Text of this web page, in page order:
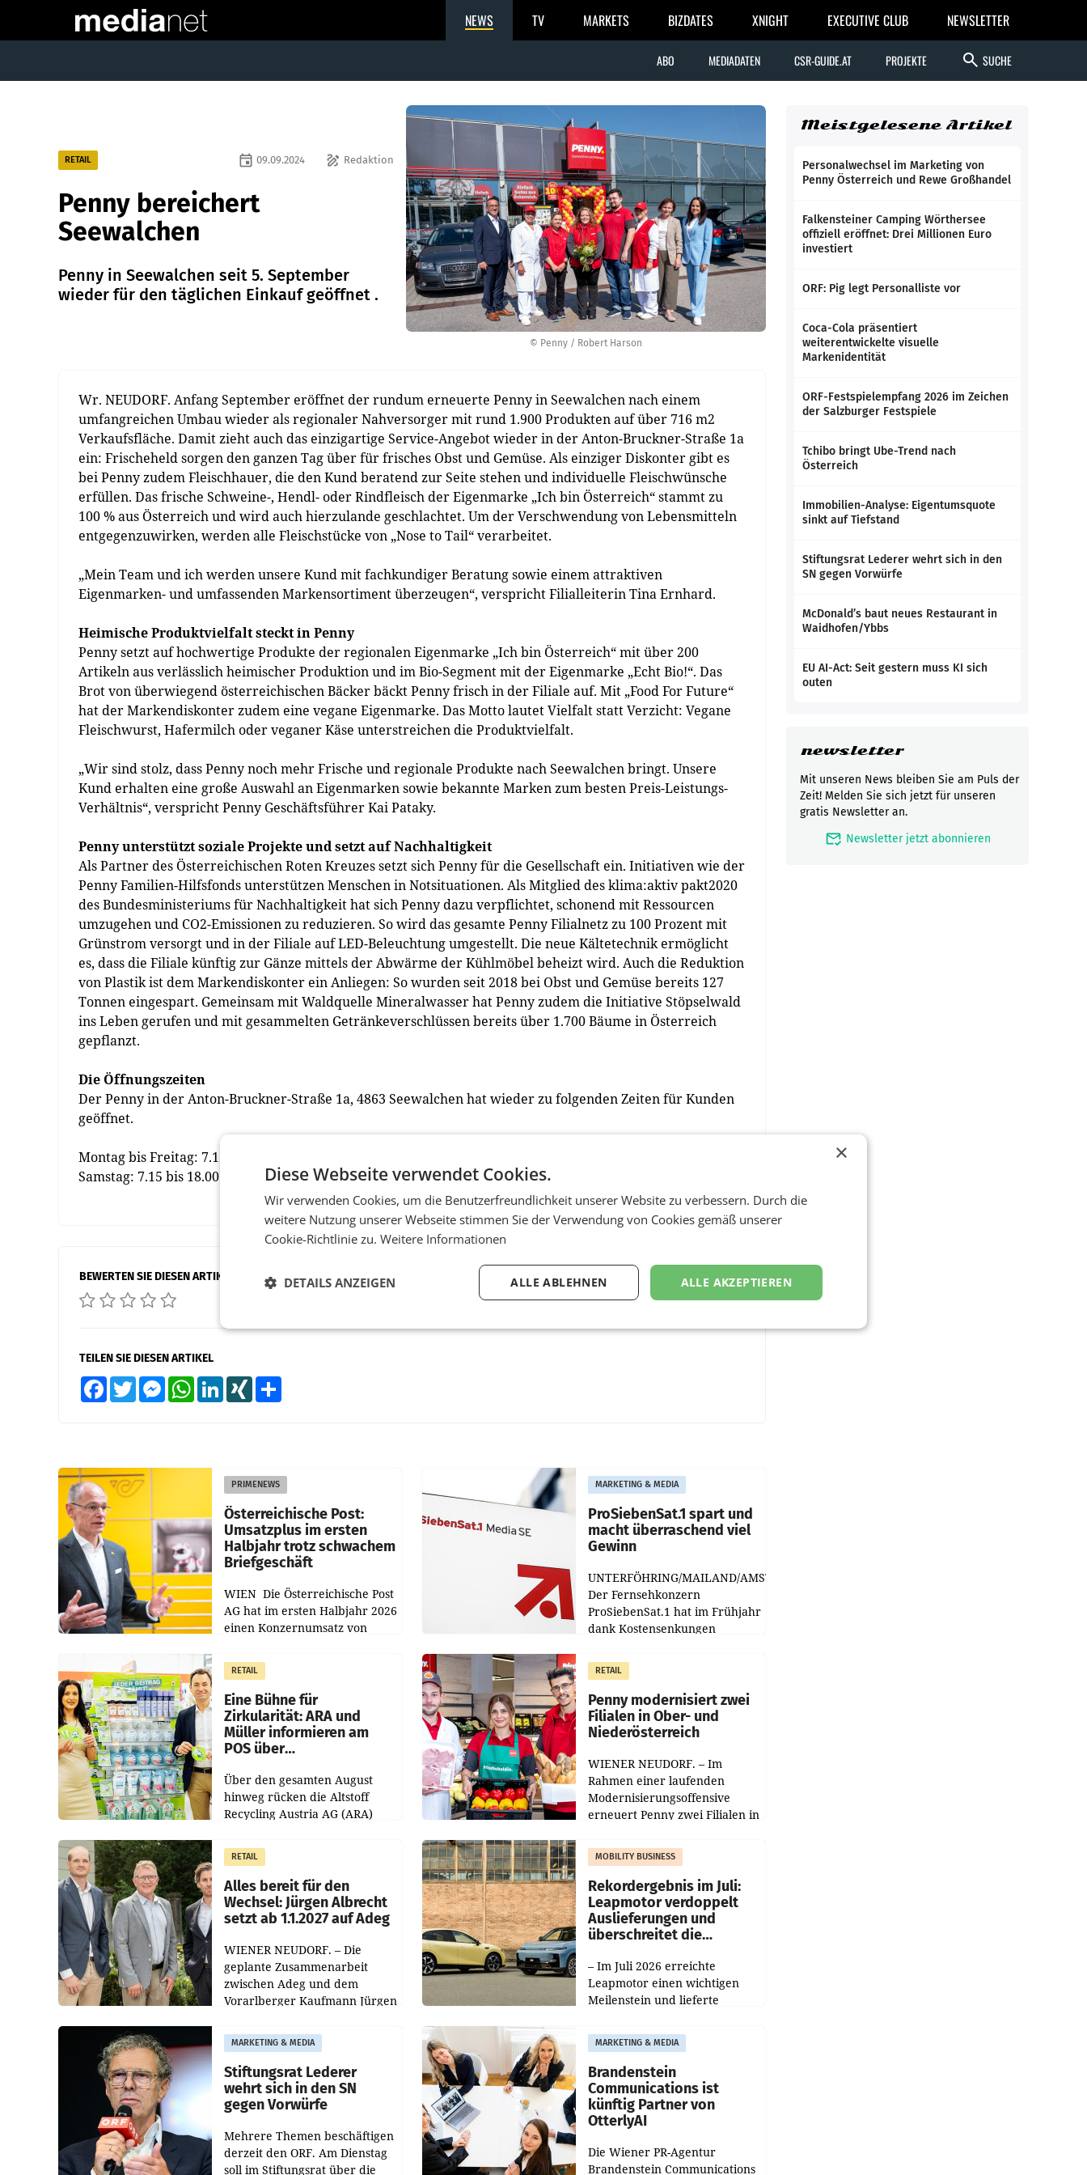
NEWS TV MARKETS BIZDATES XNIGHT EXECUTIVE CLUB NEWSLETTER
ABO MEDIADATEN CSR-GUIDE.AT PROJEKTE search SUCHE
© Penny / Robert Harson
RETAIL draw Redaktion
event 09.09.2024
Penny bereichert
Seewalchen
Penny in Seewalchen seit 5. September
wieder für den täglichen Einkauf geöffnet .
Wr. NEUDORF. Anfang September eröffnet der rundum erneuerte Penny in Seewalchen nach einem
umfangreichen Umbau wieder als regionaler Nahversorger mit rund 1.900 Produkten auf über 716 m2
Verkaufsfläche. Damit zieht auch das einzigartige Service-Angebot wieder in der Anton-Bruckner-Straße 1a
ein: Frischeheld sorgen den ganzen Tag über für frisches Obst und Gemüse. Als einziger Diskonter gibt es
bei Penny zudem Fleischhauer, die den Kund beratend zur Seite stehen und individuelle Fleischwünsche
erfüllen. Das frische Schweine-, Hendl- oder Rindfleisch der Eigenmarke „Ich bin Österreich“ stammt zu
100 % aus Österreich und wird auch hierzulande geschlachtet. Um der Verschwendung von Lebensmitteln
entgegenzuwirken, werden alle Fleischstücke von „Nose to Tail“ verarbeitet.
„Mein Team und ich werden unsere Kund mit fachkundiger Beratung sowie einem attraktiven
Eigenmarken- und umfassenden Markensortiment überzeugen“, verspricht Filialleiterin Tina Ernhard.
Heimische Produktvielfalt steckt in Penny
Penny setzt auf hochwertige Produkte der regionalen Eigenmarke „Ich bin Österreich“ mit über 200
Artikeln aus verlässlich heimischer Produktion und im Bio-Segment mit der Eigenmarke „Echt Bio!“. Das
Brot von überwiegend österreichischen Bäcker bäckt Penny frisch in der Filiale auf. Mit „Food For Future“
hat der Markendiskonter zudem eine vegane Eigenmarke. Das Motto lautet Vielfalt statt Verzicht: Vegane
Fleischwurst, Hafermilch oder veganer Käse unterstreichen die Produktvielfalt.
„Wir sind stolz, dass Penny noch mehr Frische und regionale Produkte nach Seewalchen bringt. Unsere
Kund erhalten eine große Auswahl an Eigenmarken sowie bekannte Marken zum besten Preis-Leistungs-
Verhältnis“, verspricht Penny Geschäftsführer Kai Pataky.
Penny unterstützt soziale Projekte und setzt auf Nachhaltigkeit
Als Partner des Österreichischen Roten Kreuzes setzt sich Penny für die Gesellschaft ein. Initiativen wie der
Penny Familien-Hilfsfonds unterstützen Menschen in Notsituationen. Als Mitglied des klima:aktiv pakt2020
des Bundesministeriums für Nachhaltigkeit hat sich Penny dazu verpflichtet, schonend mit Ressourcen
umzugehen und CO2-Emissionen zu reduzieren. So wird das gesamte Penny Filialnetz zu 100 Prozent mit
Grünstrom versorgt und in der Filiale auf LED-Beleuchtung umgestellt. Die neue Kältetechnik ermöglicht
es, dass die Filiale künftig zur Gänze mittels der Abwärme der Kühlmöbel beheizt wird. Auch die Reduktion
von Plastik ist dem Markendiskonter ein Anliegen: So wurden seit 2018 bei Obst und Gemüse bereits 127
Tonnen eingespart. Gemeinsam mit Waldquelle Mineralwasser hat Penny zudem die Initiative Stöpselwald
ins Leben gerufen und mit gesammelten Getränkeverschlüssen bereits über 1.700 Bäume in Österreich
gepflanzt.
Die Öffnungszeiten
Der Penny in der Anton-Bruckner-Straße 1a, 4863 Seewalchen hat wieder zu folgenden Zeiten für Kunden
geöffnet.
Montag bis Freitag: 7.15 bis 19.00 Uhr
Samstag: 7.15 bis 18.00 Uhr
BEWERTEN SIE DIESEN ARTIKEL
TEILEN SIE DIESEN ARTIKEL
FacebookTwitter MessengerWhatsAppLinkedInXING
PRIMENEWS
Österreichische Post:
Umsatzplus im ersten
Halbjahr trotz schwachem
Briefgeschäft
WIEN Die Österreichische Post
AG hat im ersten Halbjahr 2026
einen Konzernumsatz von
erwirtschaftet, was einem Plus
von 3,8 Prozent gegenüber
dem Vergleichszeitraum
MARKETING & MEDIA
ProSiebenSat.1 spart und
macht überraschend viel
Gewinn
UNTERFÖHRING/MAILAND/AMSTERDAM.
Der Fernsehkonzern
ProSiebenSat.1 hat im Frühjahr
dank Kostensenkungen
gemacht und die
Markterwartung deutlich
übertroffen.
RETAIL
Eine Bühne für
Zirkularität: ARA und
Müller informieren am
POS über
Über den gesamten August
hinweg rücken die Altstoff
Recycling Austria AG (ARA)
Müller die Initiative „Kreislauf-
Helden“ in allen
österreichischen Müller-Filialen
RETAIL
Penny modernisiert zwei
Filialen in Ober- und
Niederösterreich
WIENER NEUDORF. – Im
Rahmen einer laufenden
Modernisierungsoffensive
erneuert Penny zwei Filialen in
Die beiden Standorte liegen in
Haag sowie im rund
RETAIL
Alles bereit für den
Wechsel: Jürgen Albrecht
setzt ab 1.1.2027 auf Adeg
WIENER NEUDORF. – Die
geplante Zusammenarbeit
zwischen Adeg und dem
Vorarlberger Kaufmann Jürgen
freigegeben: Die
Bundeswettbewerbsbehörde
und der Bundeskartellanwalt
MOBILITY BUSINESS
Rekordergebnis im Juli:
Leapmotor verdoppelt
Auslieferungen und
überschreitet die
– Im Juli 2026 erreichte
Leapmotor einen wichtigen
Meilenstein und lieferte
aus, womit sich das Ergebnis
gegenüber Juli 2025 mehr als
verdoppelte (+102
MARKETING & MEDIA
Stiftungsrat Lederer
wehrt sich in den SN
gegen Vorwürfe
Mehrere Themen beschäftigen
derzeit den ORF. Am Dienstag
soll im Stiftungsrat über die
MARKETING & MEDIA
Brandenstein
Communications ist
künftig Partner von
OtterlyAI
Die Wiener PR-Agentur
Brandenstein Communications
Meistgelesene Artikel
Personalwechsel im Marketing von
Penny Österreich und Rewe Großhandel
Falkensteiner Camping Wörthersee
offiziell eröffnet: Drei Millionen Euro
investiert
ORF: Pig legt Personalliste vor
Coca-Cola präsentiert
weiterentwickelte visuelle
Markenidentität
ORF-Festspielempfang 2026 im Zeichen
der Salzburger Festspiele
Tchibo bringt Ube-Trend nach
Österreich
Immobilien-Analyse: Eigentumsquote
sinkt auf Tiefstand
Stiftungsrat Lederer wehrt sich in den
SN gegen Vorwürfe
McDonald’s baut neues Restaurant in
Waidhofen/Ybbs
EU AI-Act: Seit gestern muss KI sich
outen
newsletter
Mit unseren News bleiben Sie am Puls der
Zeit! Melden Sie sich jetzt für unseren
gratis Newsletter an.
mark_email_read Newsletter jetzt abonnieren
×
Diese Webseite verwendet Cookies.
Wir verwenden Cookies, um die Benutzerfreundlichkeit unserer Website zu verbessern. Durch die
weitere Nutzung unserer Webseite stimmen Sie der Verwendung von Cookies gemäß unserer
Cookie-Richtlinie zu. Weitere Informationen
ALLE AKZEPTIEREN
ALLE ABLEHNEN
DETAILS ANZEIGEN